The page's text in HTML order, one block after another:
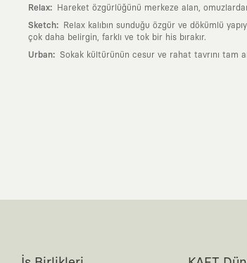
Relax: Hareket özgürlüğünü merkeze alan,
Sketch:
Relax kalıbın sunduğu özgür ve dökümlü
çok daha belirgin, farklı ve tok bir his bırakır.
Urban: Sokak kültürünün cesur ve rahat tavrını tam